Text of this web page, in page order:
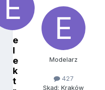
e
l
e
k
t
Modelarz
427
Skąd: Kraków